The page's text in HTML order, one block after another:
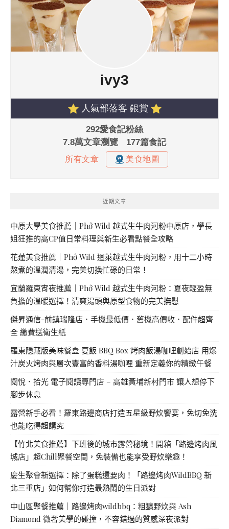
近期文章
中原大學美食推薦｜Phở Wild 越式生牛肉河粉中原店，學長
姐狂推的高CP值日常料理與新生必看點餐全攻略
花蓮美食推薦｜Phở Wild 迴萊越式生牛肉河粉，用十二小時
熬煮的溫潤清湯，完美切換忙碌的日常！
宜蘭羅東宵夜推薦｜Phở Wild 越式生牛肉河粉：夏夜輕盈無
負擔的溫暖選擇！清爽湯頭與原型食物的完美撫慰
傑昇通信-前鎮瑞隆店．手機最低價．舊機高價收．配件超齊
全 繳費送衛生紙
羅東隱藏版美味餐盒 夏飯 BBQ Box 烤肉飯湯咖哩創始店 用爆
汁炭火烤肉與層次豐富的香料湯咖哩 重新定義你的精緻午餐
閱悅．拾光 電子閱讀專門店 – 高雄黃埔新村門市 讓人想停下
腳步休息
露營新手必看！羅東路邊商店打造五星級野炊饗宴，免切免洗
也能吃得超講究
【竹北美食推薦】下班後的城市露營秘境！開箱「路邊烤肉風
城店」超Chill聚餐空間，免裝備也能享受野炊樂趣！
慶生聚會新選擇：除了蛋糕還要肉！「路邊烤肉WildBBQ 新
北三重店」如何幫你打造最熱鬧的生日派對
中山區聚餐推薦｜路邊烤肉wildbbq：粗獷野炊與 Ash
Diamond 微奢美學的碰撞，不容錯過的質感深夜派對